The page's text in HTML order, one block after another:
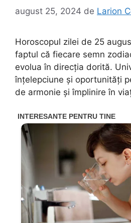
august 25, 2024 de Larion
Horoscopul zilei de 25
faptul că fiecare semn
evolua în direcția dorită.
înțelepciune și oportunități
de armonie și împlinire în